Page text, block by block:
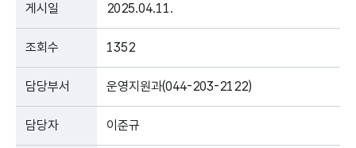
게시일 2025.04.11.
조회수 1352
담당부서 운영지원과(044-203-2122)
담당자 이준규